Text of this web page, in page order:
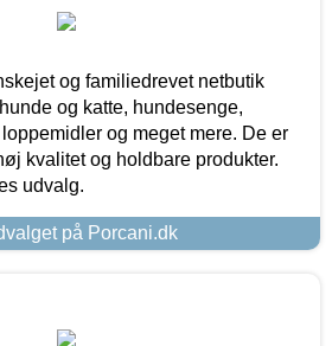
og familiedrevet netbutik
og katte, hundesenge,
og meget mere. De er
kvalitet og holdbare produkter.
udvalg.
på Porcani.dk